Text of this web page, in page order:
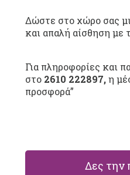
Δώστε στο χώρο σας
και απαλή αίσθηση με
Για πληροφορίες και
στο 2610 222897,η
προσφορά”
Δες την